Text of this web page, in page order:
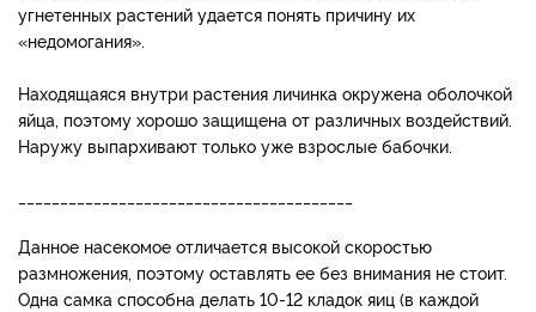
угнетенных растений удается понять причину их
«недомогания».
Находящаяся внутри растения личинка окружена оболочкой
яйца, поэтому хорошо защищена от различных воздействий.
Наружу выпархивают только уже взрослые бабочки.
Данное насекомое отличается высокой скоростью
размножения, поэтому оставлять ее без внимания не стоит.
Одна самка способна делать 10-12 кладок яиц (в каждой